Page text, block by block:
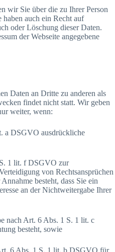
wir Sie über die zu Ihrer Person
haben auch ein Recht auf
oder Löschung dieser Daten.
der Webseite angegebene
Daten an Dritte zu anderen als
findet nicht statt. Wir geben
weiter, wenn:
a DSGVO ausdrückliche
1 lit. f DSGVO zur
von Rechtsansprüchen
besteht, dass Sie ein
an der Nichtweitergabe Ihrer
nach Art. 6 Abs. 1 S. 1 lit. c
besteht, sowie
6 Abs. 1 S. 1 lit. b DSGVO für